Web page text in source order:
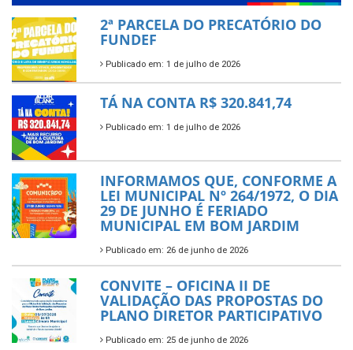
2ª PARCELA DO PRECATÓRIO DO
FUNDEF
Publicado em: 1 de julho de 2026
TÁ NA CONTA R$ 320.841,74
Publicado em: 1 de julho de 2026
INFORMAMOS QUE, CONFORME A
LEI MUNICIPAL Nº 264/1972, O DIA
29 DE JUNHO É FERIADO
MUNICIPAL EM BOM JARDIM
Publicado em: 26 de junho de 2026
CONVITE – OFICINA II DE
VALIDAÇÃO DAS PROPOSTAS DO
PLANO DIRETOR PARTICIPATIVO
Publicado em: 25 de junho de 2026